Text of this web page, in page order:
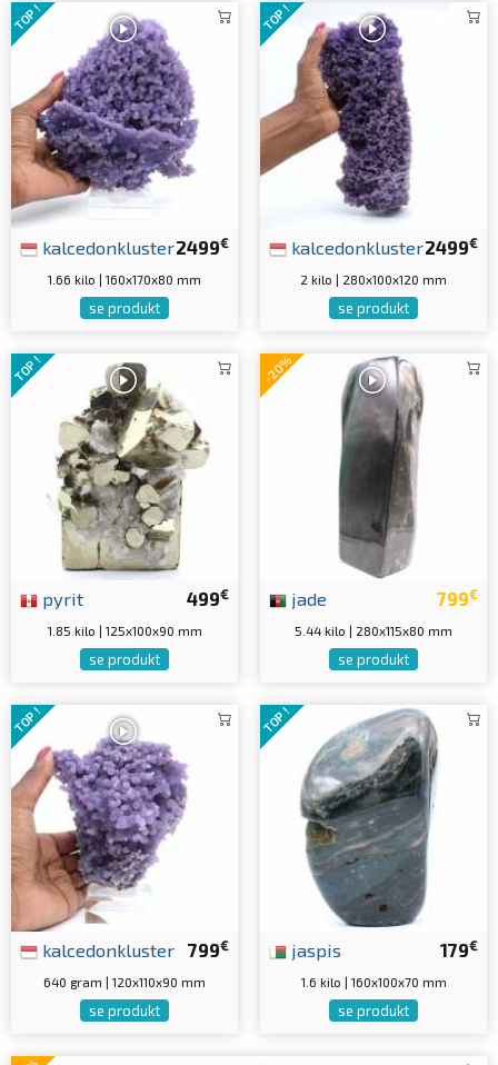
TOP !
2499€
kalcedonkluster
1.66 kilo | 160x170x80 mm
se produkt
TOP !
2499€
kalcedonkluster
2 kilo | 280x100x120 mm
se produkt
TOP !
499€
pyrit
1.85 kilo | 125x100x90 mm
se produkt
-20%
799€
jade
5.44 kilo | 280x115x80 mm
se produkt
TOP !
799€
kalcedonkluster
640 gram | 120x110x90 mm
se produkt
TOP !
179€
jaspis
1.6 kilo | 160x100x70 mm
se produkt